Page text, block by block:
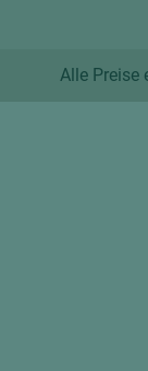
Alle Preise